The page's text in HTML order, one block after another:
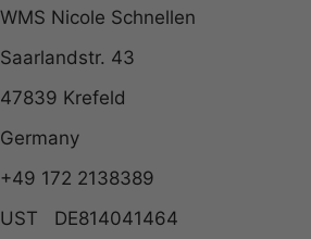
WMS Nicole Schnellen
Saarlandstr. 43
47839 Krefeld
Germany
+49 172 2138389
UST DE814041464